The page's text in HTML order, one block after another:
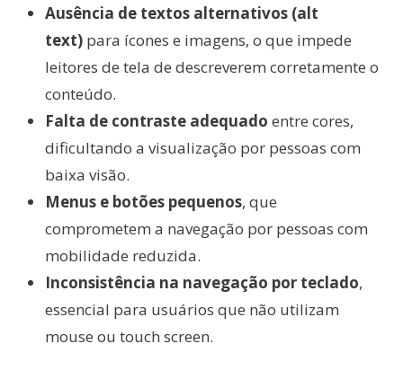
Ausência de textos alternativos (alt
text) para ícones e imagens, o que impede
leitores de tela de descreverem corretamente o
conteúdo.
Falta de contraste adequado entre cores,
dificultando a visualização por pessoas com
baixa visão.
Menus e botões pequenos, que
comprometem a navegação por pessoas com
mobilidade reduzida.
Inconsistência na navegação por teclado,
essencial para usuários que não utilizam
mouse ou touch screen.